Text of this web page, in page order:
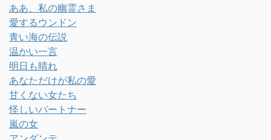
ああ、私の幽霊さま
愛するウンドン
青い海の伝説
温かい一言
明日も晴れ
あなただけが私の愛
甘くない女たち
怪しいパートナー
嵐の女